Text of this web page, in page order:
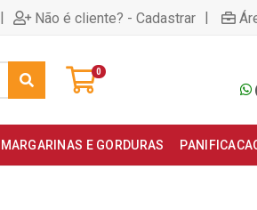
| Não é cliente? - Cadastrar |
0
MARGARINAS E GORDURAS